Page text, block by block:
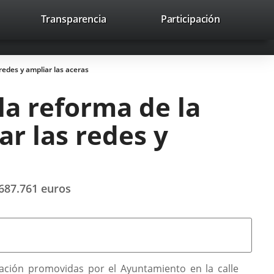
avaHeaderSocial
Link
external
application.
Link
external
application.
Link
external
application.
Search
Transparencia Participación
y ampliar las aceras
reforma de la
las redes y
euros
promovidas por el Ayuntamiento en la calle